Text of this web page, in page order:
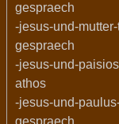
gespraech
-jesus-und-
gespraech
-jesus-und-
athos
-jesus-und-